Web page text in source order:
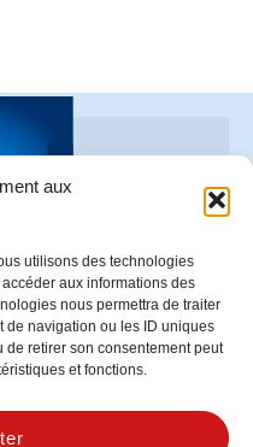
aux
utilisons des technologies
aux informations des
nous permettra de traiter
de navigation ou les ID uniques
de retirer son consentement peut
et fonctions.
02 96 73 70 26
– 22520 BINIC